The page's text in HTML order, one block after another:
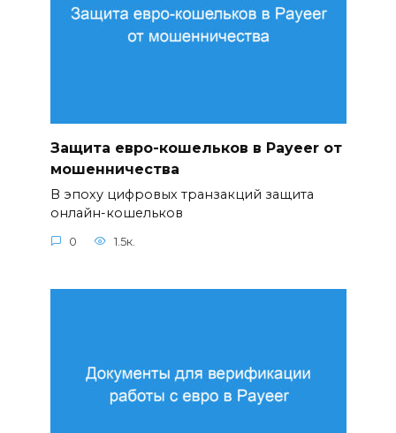
Защита евро-кошельков в Payeer от
мошенничества
В эпоху цифровых транзакций защита
онлайн-кошельков
0 1.5к.